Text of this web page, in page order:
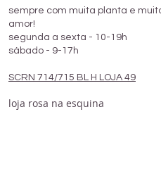
sempre com muita planta e
amor!
segunda a sexta - 10-19h
sábado - 9-17h
SCRN 714/715 BL H LOJA 49
loja rosa na esquina